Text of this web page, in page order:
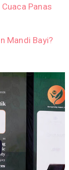
Panas
Mandi Bayi?